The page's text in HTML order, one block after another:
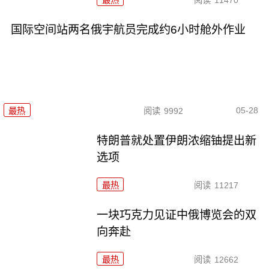
国际空间站两名俄宇航员完成约6小时舱外作业
最热 阅读 9992 05-28
特朗普就处置伊朗浓缩铀提出新
选项
最热 阅读 11217
一块巧克力见证中俄博览会的双
向奔赴
最热 阅读 12662